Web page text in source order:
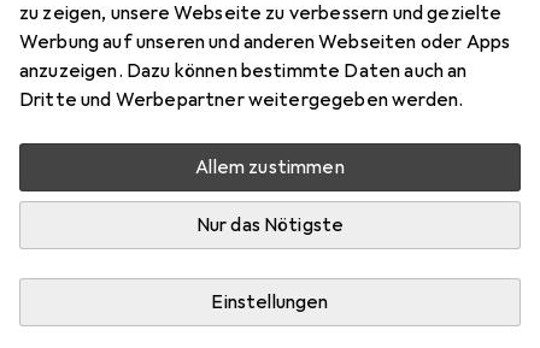
zu zeigen, unsere Webseite zu verbessern und gezielte
Werbung auf unseren und anderen Webseiten oder Apps
anzuzeigen. Dazu können bestimmte Daten auch an
Dritte und Werbepartner weitergegeben werden.
Allem zustimmen
Nur das Nötigste
Einstellungen
Aktuell nicht lieferbar
Benachrichtigen, wenn lieferbar
Vergleichen Merken